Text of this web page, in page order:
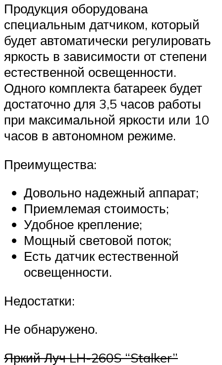
Продукция оборудована
специальным датчиком, который
будет автоматически регулировать
яркость в зависимости от степени
естественной освещенности.
Одного комплекта батареек будет
достаточно для 3,5 часов работы
при максимальной яркости или 10
часов в автономном режиме.
Преимущества:
Довольно надежный аппарат;
Приемлемая стоимость;
Удобное крепление;
Мощный световой поток;
Есть датчик естественной
освещенности.
Недостатки:
Не обнаружено.
Яркий Луч LH-260S “Stalker”